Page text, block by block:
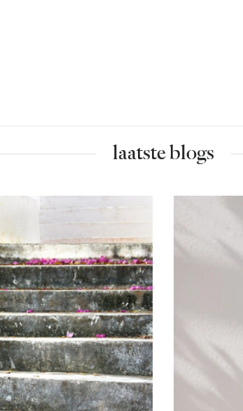
laatste blogs